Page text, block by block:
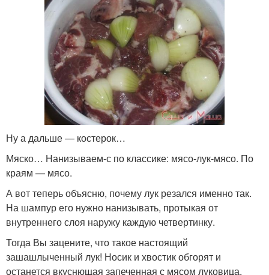
Ну а дальше — костерок…
Мяско… Нанизываем-с по классике: мясо-лук-мясо. По
краям — мясо.
А вот теперь объясню, почему лук резался именно так.
На шампур его нужно нанизывать, протыкая от
внутреннего слоя наружу каждую четвертинку.
Тогда Вы зацените, что такое настоящий
зашашлыченный лук! Носик и хвостик обгорят и
останется вкуснющая запеченная с мясом луковица.